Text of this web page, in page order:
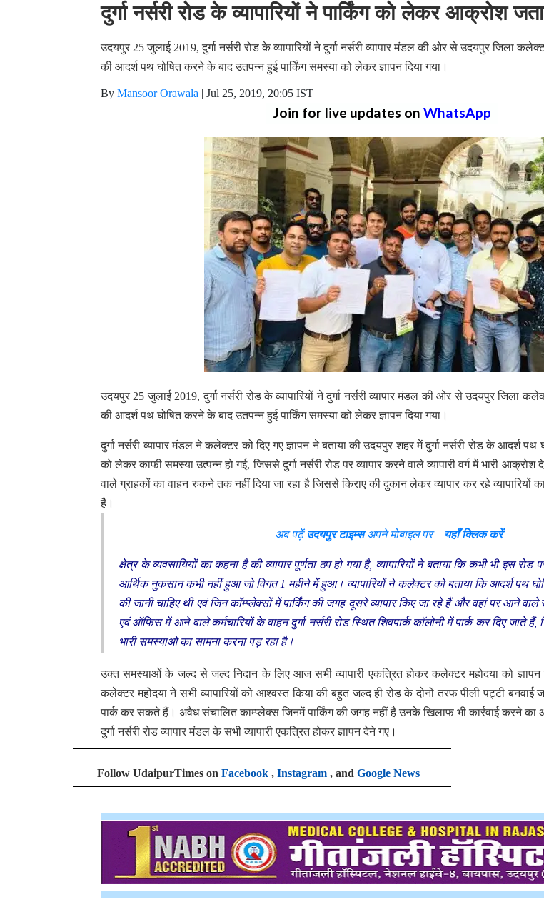
दुर्गा नर्सरी रोड के व्यापारियों ने पार्किंग को लेकर आक्रोश
उदयपुर 25 जुलाई 2019, दुर्गा नर्सरी रोड के व्यापारियों ने दुर्गा नर्सरी व्यापार मंडल की ओर से उदयपुर जिला
की आदर्श पथ घोषित करने के बाद उतपन्न हुई पार्किंग समस्या को लेकर ज्ञापन दिया गया।
By Mansoor Orawala | Jul 25, 2019, 20:05 IST
Join for live updates on WhatsApp
उदयपुर 25 जुलाई 2019, दुर्गा नर्सरी रोड के व्यापारियों ने दुर्गा नर्सरी व्यापार मंडल की ओर से उदयपुर जिला
की आदर्श पथ घोषित करने के बाद उतपन्न हुई पार्किंग समस्या को लेकर ज्ञापन दिया गया।
दुर्गा नर्सरी व्यापार मंडल ने कलेक्टर को दिए गए ज्ञापन ने बताया की उदयपुर शहर में दुर्गा नर्सरी रोड के आदर्श पथ
को लेकर काफी समस्या उत्पन्न हो गई, जिससे दुर्गा नर्सरी रोड पर व्यापार करने वाले व्यापारी वर्ग में भारी
वाले ग्राहकों का वाहन रुकने तक नहीं दिया जा रहा है जिससे किराए की दुकान लेकर व्यापार कर रहे व्यापारियों
है।
अब पढ़ें उदयपुर टाइम्सअपने मोबाइल पर – यहाँ क्लिक करें
क्षेत्र के व्यवसायियों का कहना है की व्यापार पूर्णता ठप हो गया है, व्यापारियों ने बताया कि कभी भी इस रोड
आर्थिक नुकसान कभी नहीं हुआ जो विगत 1 महीने में हुआ। व्यापारियों ने कलेक्टर को बताया कि आदर्श पथ
की जानी चाहिए थी एवं जिन कॉम्प्लेक्सों में पार्किंग की जगह दूसरे व्यापार किए जा रहे हैं और वहां पर आने वाले
एवं ऑफिस में आने वाले कर्मचारियों के वाहन दुर्गा नर्सरी रोड स्थित शिवपार्क कॉलोनी में पार्क कर दिए जाते हैं,
भारी समस्याओ का सामना करना पड़ रहा है।
उक्त समस्याओं के जल्द से जल्द निदान के लिए आज सभी व्यापारी एकत्रित होकर कलेक्टर महोदया को
कलेक्टर महोदया ने सभी व्यापारियों को आश्वस्त किया की बहुत जल्द ही रोड के दोनों तरफ पीली पट्टी बनवाई
पार्क कर सकते हैं। अवैध संचालित काम्प्लेक्स जिनमें पार्किंग की जगह नहीं है उनके खिलाफ भी कार्रवाई करने
दुर्गा नर्सरी रोड व्यापार मंडल के सभी व्यापारी एकत्रित होकर ज्ञापन देने गए।
Follow UdaipurTimes on Facebook , Instagram , and Google News